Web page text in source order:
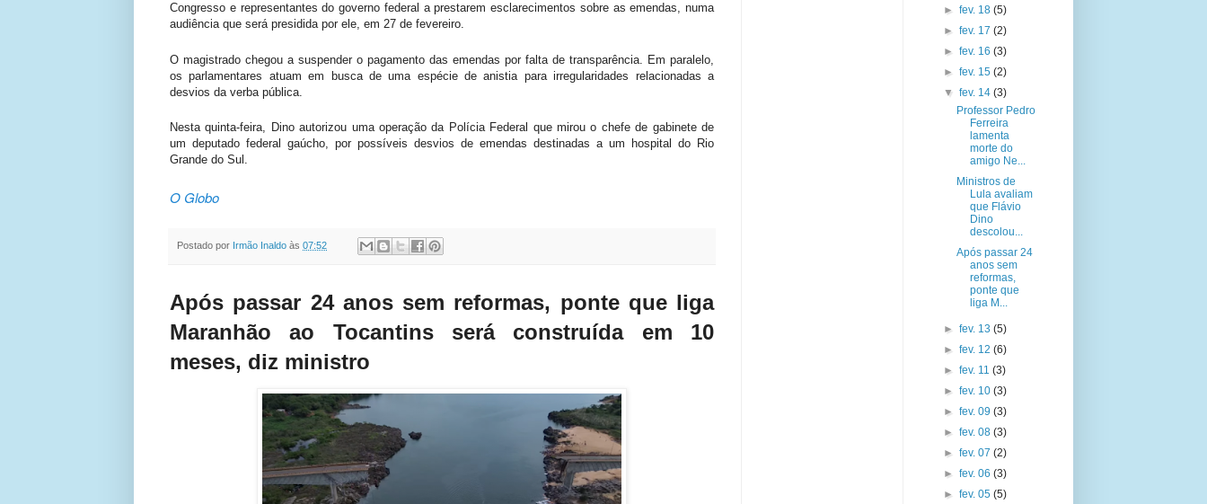
Congresso e representantes do governo federal a prestarem esclarecimentos sobre as emendas, numa
audiência que será presidida por ele, em 27 de fevereiro.
O magistrado chegou a suspender o pagamento das emendas por falta de transparência. Em paralelo,
os parlamentares atuam em busca de uma espécie de anistia para irregularidades relacionadas a
desvios da verba pública.
Nesta quinta-feira, Dino autorizou uma operação da Polícia Federal que mirou o chefe de gabinete de
um deputado federal gaúcho, por possíveis desvios de emendas destinadas a um hospital do Rio
Grande do Sul.
O Globo
Postado por Irmão Inaldo às 07:52
Após passar 24 anos sem reformas, ponte que liga
Maranhão ao Tocantins será construída em 10
meses, diz ministro
► fev. 18 (5)
► fev. 17 (2)
► fev. 16 (3)
► fev. 15 (2)
▼ fev. 14 (3)
Professor Pedro
Ferreira
lamenta
morte do
amigo Ne...
Ministros de
Lula avaliam
que Flávio
Dino
descolou...
Após passar 24
anos sem
reformas,
ponte que
liga M...
► fev. 13 (5)
► fev. 12 (6)
► fev. 11 (3)
► fev. 10 (3)
► fev. 09 (3)
► fev. 08 (3)
► fev. 07 (2)
► fev. 06 (3)
► fev. 05 (5)